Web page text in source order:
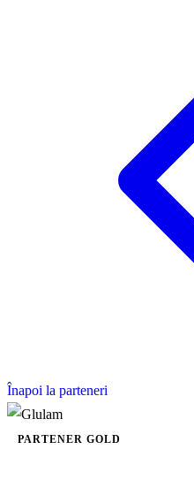
Înapoi la parteneri
PARTENER GOLD